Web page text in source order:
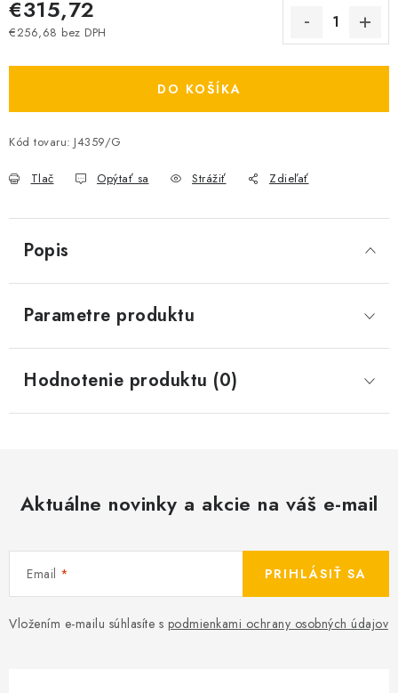
€315,72
€256,68 bez DPH
DO KOŠÍKA
Kód tovaru: J4359/G
Tlač Opýtať sa Strážiť Zdieľať
Popis
Parametre produktu
Hodnotenie produktu (0)
Aktuálne novinky a akcie na váš e-mail
Email
Vložením e-mailu súhlasíte s podmienkami ochrany osobných údajov
PRIHLÁSIŤ SA